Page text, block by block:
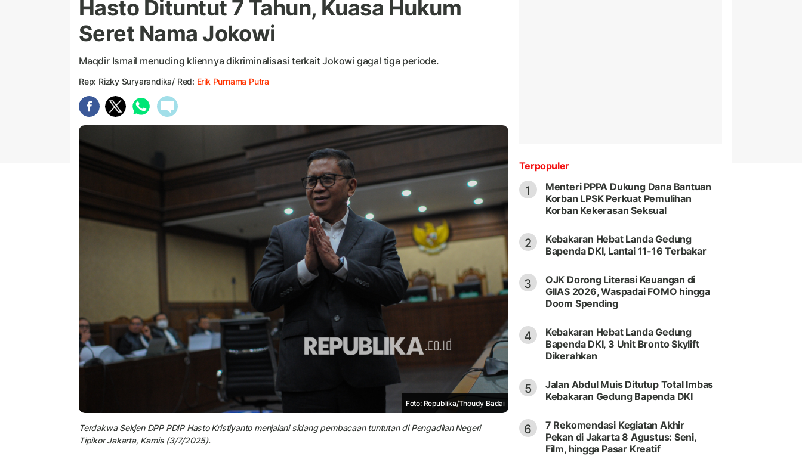
Hasto Dituntut 7 Tahun, Kuasa Hukum
Seret Nama Jokowi
Maqdir Ismail menuding kliennya dikriminalisasi terkait Jokowi gagal tiga periode.
Rep: Rizky Suryarandika/ Red: Erik Purnama Putra
Foto: Republika/Thoudy Badai
Terdakwa Sekjen DPP PDIP Hasto Kristiyanto menjalani sidang pembacaan tuntutan di Pengadilan Negeri
Tipikor Jakarta, Kamis (3/7/2025).
Terpopuler
1
Menteri PPPA Dukung Dana Bantuan
Korban LPSK Perkuat Pemulihan
Korban Kekerasan Seksual
2
Kebakaran Hebat Landa Gedung
Bapenda DKI, Lantai 11-16 Terbakar
3
OJK Dorong Literasi Keuangan di
GIIAS 2026, Waspadai FOMO hingga
Doom Spending
4
Kebakaran Hebat Landa Gedung
Bapenda DKI, 3 Unit Bronto Skylift
Dikerahkan
5
Jalan Abdul Muis Ditutup Total Imbas
Kebakaran Gedung Bapenda DKI
6
7 Rekomendasi Kegiatan Akhir
Pekan di Jakarta 8 Agustus: Seni,
Film, hingga Pasar Kreatif